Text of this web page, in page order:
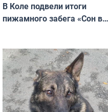
В Коле подвели итоги
пижамного забега «Сон в